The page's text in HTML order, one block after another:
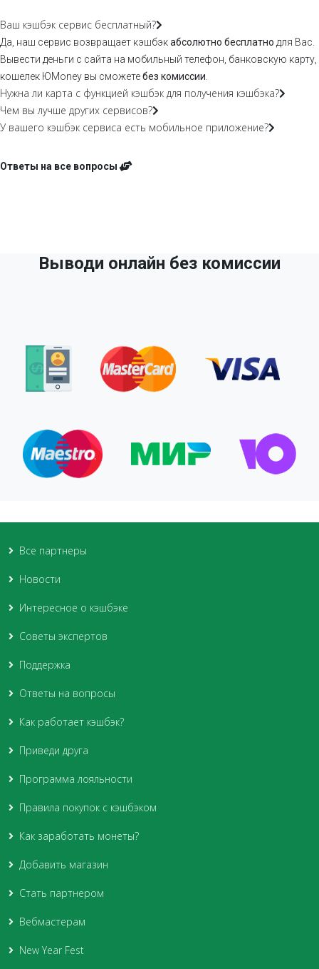
Ваш кэшбэк сервис бесплатный?
Да, наш сервис возвращает кэшбэкабсолютно бесплатно для Вас.
Вывести деньги с сайта на мобильный телефон, банковскую карту,
кошелек ЮMoney вы сможетебез комиссии
Нужна ли карта с функцией кэшбэк для получения кэшбэка?
Чем вы лучше других сервисов?
У вашего кэшбэк сервиса есть мобильное приложение?
Ответы на все вопросы
Выводи онлайн без комиссии
Все партнеры
Новости
Интересное о кэшбэке
Советы экспертов
Поддержка
Ответы на вопросы
Как работает кэшбэк?
Приведи друга
Программа лояльности
Правила покупок с кэшбэком
Как заработать монеты?
Добавить магазин
Стать партнером
Вебмастерам
New Year Fest